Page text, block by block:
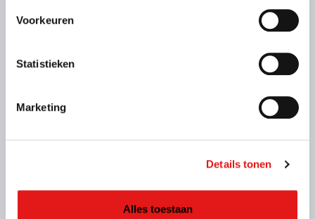
Voorkeuren
Statistieken
Marketing
Details tonen
Alles toestaan
Max. massa: 750 kg